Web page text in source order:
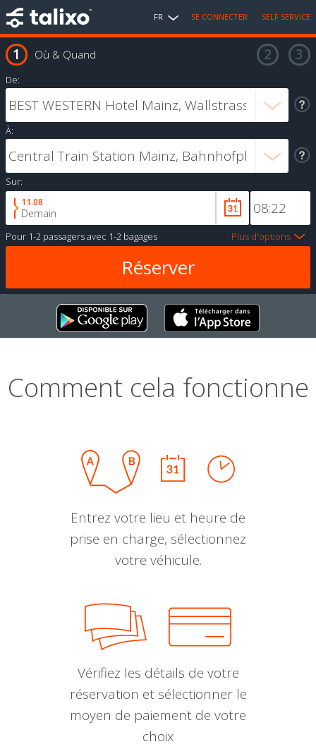
FR SE CONNECTER SELF SERVICE
Où & Quand
De:
À:
Sur:
11.08
Demain
Pour 1-2 passagersavec 1-2 bagages Plus d'options
Comment cela fonctionne
Entrez votre lieu et heure de
prise en charge, sélectionnez
votre véhicule.
Vérifiez les détails de votre
réservation et sélectionner le
moyen de paiement de votre
choix